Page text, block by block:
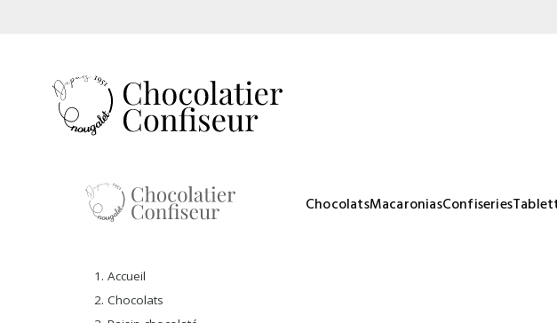
ChocolatsMacaroniasConfiseries
Accueil
Chocolats